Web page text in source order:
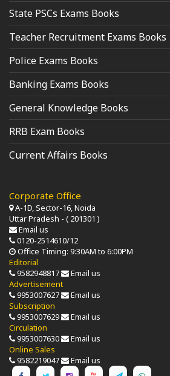
State PSCs Exams Books
Teacher Recruitment Exams Books
Police Exams Books
Banking Exams Books
General Knowledge Books
RRB Exam Books
Current Affairs Books
Corporate Office
A-1D, Sector-16, Noida
Uttar Pradesh - ( 201301 )
Email us
0120-2514610/12
Office Timing: 9:30AM to 6:00PM
Editorial
9582948817
Email us
Advertisement
9953007627
Email us
Subscription
9953007629
Email us
Circulation
9953007630
Email us
Online Sales
9582219047
Email us